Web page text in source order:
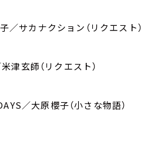
サカナクション（リクエスト）
玄師（リクエスト）
／大原櫻子（小さな物語）